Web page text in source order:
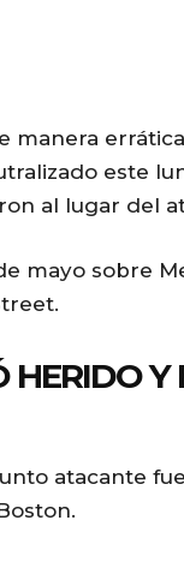
manera
este
al lugar del
mayo sobre
HERIDO Y
atacante